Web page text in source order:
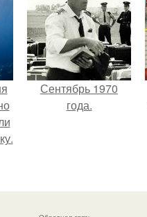
Сентябрь 1970
года.